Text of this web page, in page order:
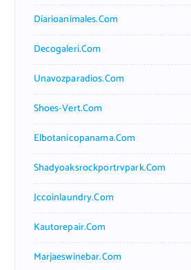
Diarioanimales.com
Decogaleri.com
Unavozparadios.com
Shoes-Vert.com
Elbotanicopanama.com
Shadyoaksrockportrvpark.com
Jccoinlaundry.com
Kautorepair.com
Marjaeswinebar.com